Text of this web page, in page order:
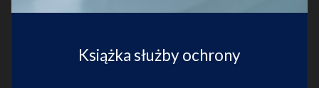
Książka służby ochrony